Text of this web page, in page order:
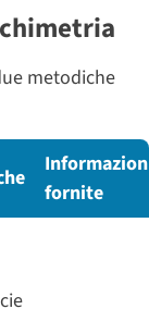
metodiche
fornite